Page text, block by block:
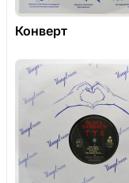
Конверт